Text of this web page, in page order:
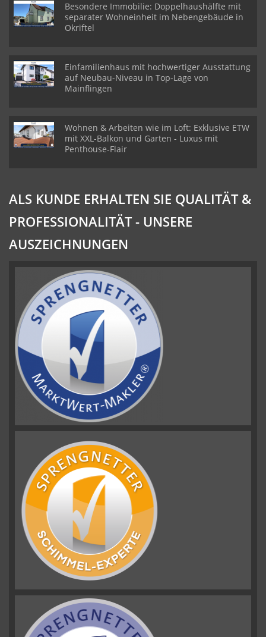
Besondere Immobilie: Doppelhaushälfte mit
separater Wohneinheit im Nebengebäude in
Okriftel
Einfamilienhaus mit hochwertiger Ausstattung
auf Neubau-Niveau in Top-Lage von
Mainflingen
Wohnen & Arbeiten wie im Loft: Exklusive ETW
mit XXL-Balkon und Garten - Luxus mit
Penthouse-Flair
ALS KUNDE ERHALTEN SIE QUALITÄT &
PROFESSIONALITÄT - UNSERE
AUSZEICHNUNGEN